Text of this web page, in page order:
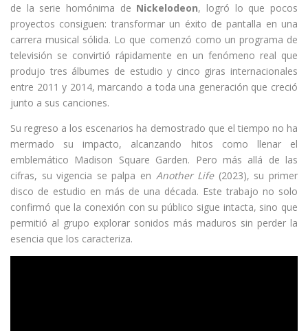
de la serie homónima de Nickelodeon, logró lo que pocos
proyectos consiguen: transformar un éxito de pantalla en una
carrera musical sólida. Lo que comenzó como un programa de
televisión se convirtió rápidamente en un fenómeno real que
produjo tres álbumes de estudio y cinco giras internacionales
entre 2011 y 2014, marcando a toda una generación que creció
junto a sus canciones.
Su regreso a los escenarios ha demostrado que el tiempo no ha
mermado su impacto, alcanzando hitos como llenar el
emblemático Madison Square Garden. Pero más allá de las
cifras, su vigencia se palpa en Another Life(2023), su primer
disco de estudio en más de una década. Este trabajo no solo
confirmó que la conexión con su público sigue intacta, sino que
permitió al grupo explorar sonidos más maduros sin perder la
esencia que los caracteriza.